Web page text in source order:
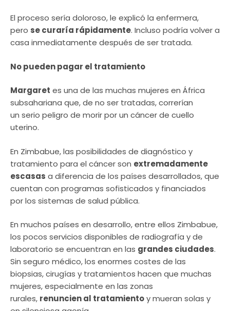
El proceso sería doloroso, le explicó la enfermera,
pero se curaría rápidamente. Incluso podría volver a
casa inmediatamente después de ser tratada.
No pueden pagar el tratamiento
Margaret es una de las muchas mujeres en África
subsahariana que, de no ser tratadas, correrían
un serio peligro de morir por un cáncer de cuello
uterino.
En Zimbabue, las posibilidades de diagnóstico y
tratamiento para el cáncer son extremadamente
escasas a diferencia de los países desarrollados, que
cuentan con programas sofisticados y financiados
por los sistemas de salud pública.
En muchos países en desarrollo, entre ellos Zimbabue,
los pocos servicios disponibles de radiografía y de
laboratorio se encuentran en las grandes ciudades.
Sin seguro médico, los enormes costes de las
biopsias, cirugías y tratamientos hacen que muchas
mujeres, especialmente en las zonas
rurales, renuncien al tratamientoy mueran solas y